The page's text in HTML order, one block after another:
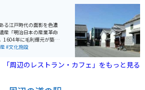
することができます。
、雨の日でも快適に観
る江戸時代の面影を色濃
産「明治日本の産業革命
1604年に毛利輝元が築い
間にわたり長州藩の中
され、堀内鍵曲や菊屋家
戸時代の雰囲気を体感で
#文化施設
「周辺のレストラン・カフェ」をもっと見る